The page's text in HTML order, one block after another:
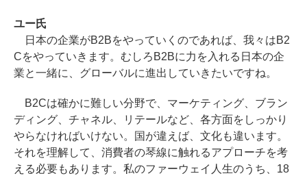
ユー氏
日本の企業がB2Bをやっていくのであれば、我々はB2
Cをやっていきます。むしろB2Bに力を入れる日本の企
業と一緒に、グローバルに進出していきたいですね。
B2Cは確かに難しい分野で、マーケティング、ブラン
ディング、チャネル、リテールなど、各方面をしっかり
やらなければいけない。国が違えば、文化も違います。
それを理解して、消費者の琴線に触れるアプローチを考
える必要もあります。私のファーウェイ人生のうち、18